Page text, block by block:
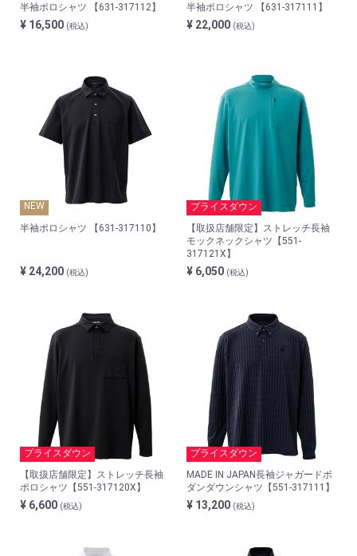
半袖ポロシャツ 【631-317112】
¥ 16,500 (税込)
半袖ポロシャツ 【631-317111】
¥ 22,000 (税込)
NEW
半袖ポロシャツ 【631-317110】
¥ 24,200 (税込)
プライスダウン
【取扱店舗限定】ストレッチ長袖
モックネックシャツ【551-
317121X】
¥ 6,050 (税込)
プライスダウン
【取扱店舗限定】ストレッチ長袖
ポロシャツ【551-317120X】
¥ 6,600 (税込)
プライスダウン
MADE IN JAPAN長袖ジャガードボ
ダンダウンシャツ【551-317111】
¥ 13,200 (税込)